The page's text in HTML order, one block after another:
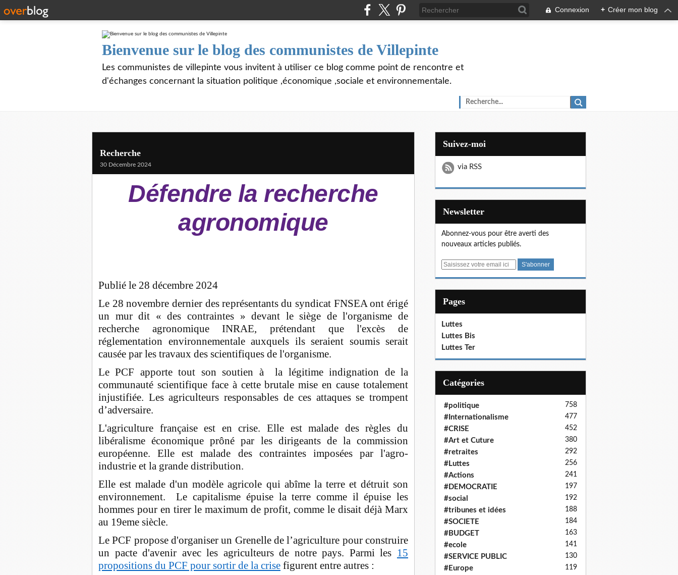
Connexion + Créer mon blog
Bienvenue sur le blog des communistes de Villepinte
Les communistes de villepinte vous invitent à utiliser ce blog comme point de rencontre et
d'échanges concernant la situation politique ,économique ,sociale et environnementale.
Recherche
30 Décembre 2024
Défendre la recherche
agronomique
Publié le 28 décembre 2024
Le 28 novembre dernier des représentants du syndicat FNSEA ont érigé
un mur dit « des contraintes » devant le siège de l'organisme de
recherche agronomique INRAE, prétendant que l'excès de
réglementation environnementale auxquels ils seraient soumis serait
causée par les travaux des scientifiques de l'organisme.
Le PCF apporte tout son soutien à la légitime indignation de la
communauté scientifique face à cette brutale mise en cause totalement
injustifiée. Les agriculteurs responsables de ces attaques se trompent
d’adversaire.
L'agriculture française est en crise. Elle est malade des règles du
libéralisme économique prôné par les dirigeants de la commission
européenne. Elle est malade des contraintes imposées par l'agro-
industrie et la grande distribution.
Elle est malade d'un modèle agricole qui abîme la terre et détruit son
environnement. Le capitalisme épuise la terre comme il épuise les
hommes pour en tirer le maximum de profit, comme le disait déjà Marx
au 19eme siècle.
Le PCF propose d'organiser un Grenelle de l’agriculture pour construire
un pacte d'avenir avec les agriculteurs de notre pays. Parmi les 15
propositions du PCF pour sortir de la crise figurent entre autres :
Suivez-moi
via RSS
Newsletter
Abonnez-vous pour être averti des
nouveaux articles publiés.
E
Pages
Luttes
Luttes Bis
Luttes Ter
Catégories
#politique 758
#Internationalisme 477
#CRISE 452
#Art et Cuture 380
#retraites 292
#Luttes 256
#Actions 241
#DEMOCRATIE 197
#social 192
#tribunes et idées 188
#SOCIETE 184
#BUDGET 163
#ecole 141
#SERVICE PUBLIC 130
#Europe 119